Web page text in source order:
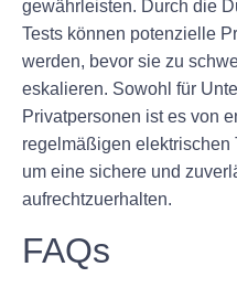
gewährleisten. Durch die
Tests können potenzielle
werden, bevor sie zu
eskalieren. Sowohl für
Privatpersonen ist es von
regelmäßigen elektrischen
um eine sichere und
aufrechtzuerhalten.
FAQs